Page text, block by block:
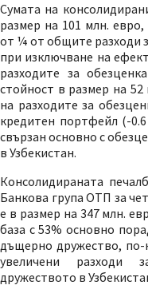
Сумата на
размер на 101 млн.
от ¼ от общите разходи
при изключване на
разходите за
стойност в размер на
на разходите за
кредитен портфейл (-
свързан основно с
в Узбекистан.
Консолидираната
Банкова група ОТП за
е в размер на 347 млн.
база с 53% основно
дъщерно дружество, по-
увеличени разходи
дружеството в